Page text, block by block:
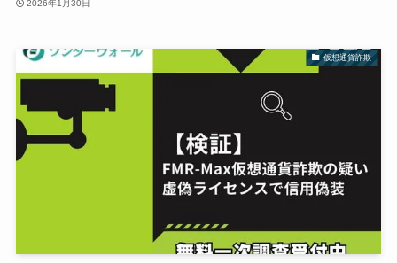
2026年1月30日
仮想通貨詐欺